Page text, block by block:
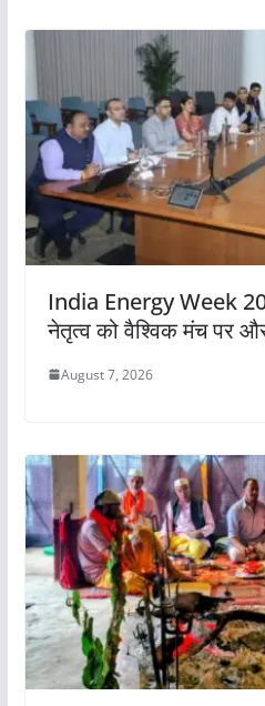
India Energy Week
नेतृत्व को वैश्विक मंच पर
August 7, 2026